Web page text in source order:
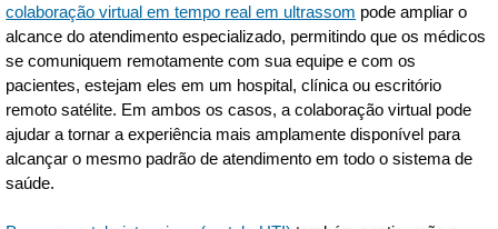
colaboração virtual em tempo real em ultrassom pode ampliar o
alcance do atendimento especializado, permitindo que os médicos
se comuniquem remotamente com sua equipe e com os
pacientes, estejam eles em um hospital, clínica ou escritório
remoto satélite. Em ambos os casos, a colaboração virtual pode
ajudar a tornar a experiência mais amplamente disponível para
alcançar o mesmo padrão de atendimento em todo o sistema de
saúde.